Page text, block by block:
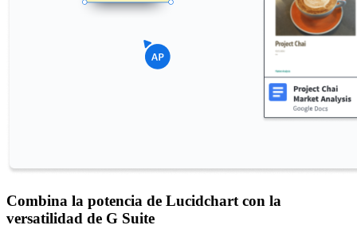
Combina la potencia de Lucidchart con la
versatilidad de G Suite